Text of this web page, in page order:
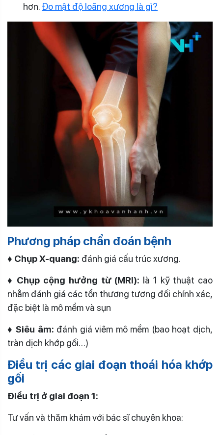
hơn. Đo mật độ loãng xương là gì?
Phương pháp chẩn đoán bệnh
♦ Chụp X-quang: đánh giá cấu trúc xương.
♦ Chụp cộng hưởng từ (MRI): là 1 kỹ thuật cao
nhằm đánh giá các tổn thương tương đối chính xác,
đặc biệt là mô mềm và sụn
♦ Siêu âm: đánh giá viêm mô mềm (bao hoạt dịch,
tràn dịch khớp gối…)
Điều trị các giai đoạn thoái hóa khớp
gối
Điều trị ở giai đoạn 1:
Tư vấn và thăm khám với bác sĩ chuyên khoa: